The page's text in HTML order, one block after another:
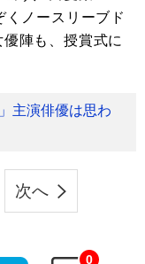
くノースリーブド
陣も、授賞式に
主演俳優は思わ
次へ
0